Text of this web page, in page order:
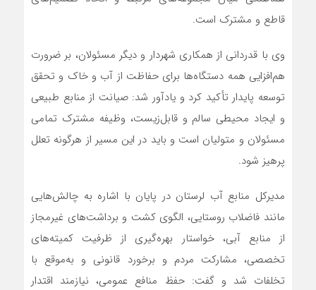
قاطع و مشترک است.
وی با قدردانی از همکاری شهردار و دیگر مسئولان، بر ضرورت
هم‌افزایی همه دستگاه‌ها برای حفاظت از آب و خاک و تحقق
توسعه پایدار تأکید کرد و یادآور شد: صیانت از منابع طبیعی
و ایجاد محیطی سالم و قابل‌زیست، وظیفه مشترک تمامی
مسئولان و متولیان است و باید در این مسیر از هرگونه تعلل
پرهیز شود.
مدیرکل منابع آب لرستان در پایان با اشاره به چالش‌هایی
مانند فاضلاب روستایی، الگوی کشت و برداشت‌های غیرمجاز
از منابع آبی، خواستار بهره‌گیری از ظرفیت کمیته‌های
تخصصی، مشارکت مردم و برخورد قانونی و به‌موقع با
تخلفات شد و گفت: حفظ منافع عمومی، نیازمند اقتدار